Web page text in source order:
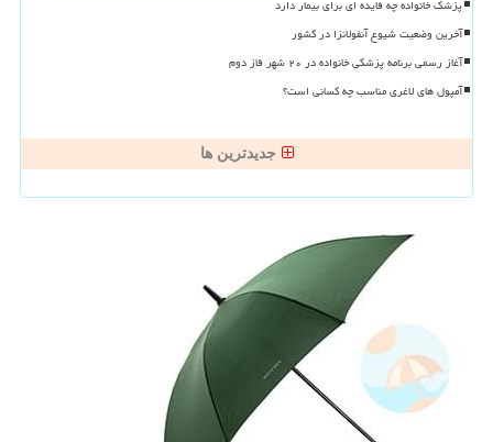
پزشک خانواده چه فایده ای برای بیمار دارد
آخرین وضعیت شیوع آنفولانزا در کشور
آغاز رسمی برنامه پزشکی خانواده در ۲۰ شهر فاز دوم
آمپول های لاغری مناسب چه کسانی است؟
جدیدترین ها